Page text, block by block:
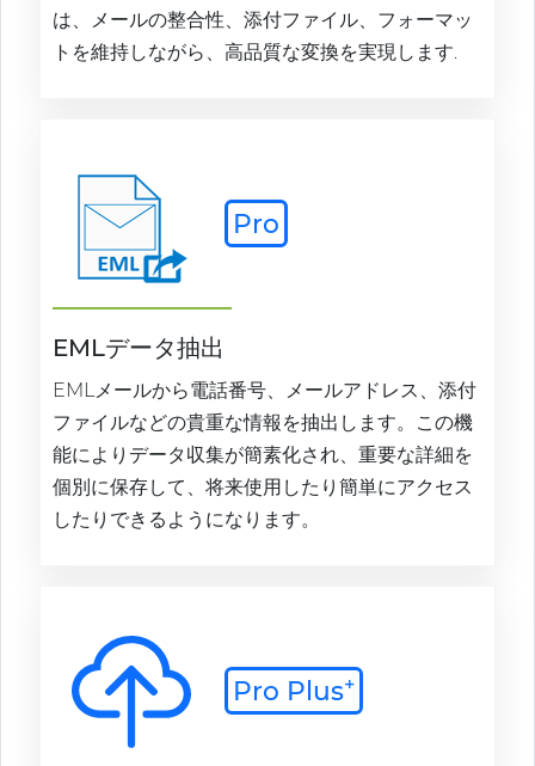
は、メールの整合性、添付ファイル、フォーマッ
トを維持しながら、高品質な変換を実現します.
Pro
EMLデータ抽出
EMLメールから電話番号、メールアドレス、添付
ファイルなどの貴重な情報を抽出します。この機
能によりデータ収集が簡素化され、重要な詳細を
個別に保存して、将来使用したり簡単にアクセス
したりできるようになります。
Pro Plus+